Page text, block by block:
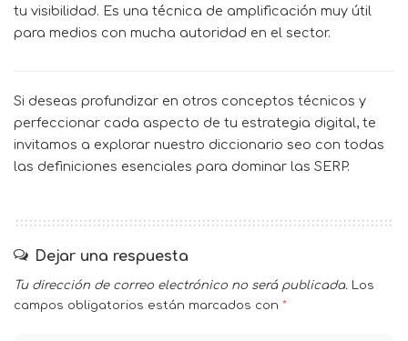
tu visibilidad. Es una técnica de amplificación muy útil
para medios con mucha autoridad en el sector.
Si deseas profundizar en otros conceptos técnicos y
perfeccionar cada aspecto de tu estrategia digital, te
invitamos a explorar nuestro diccionario seo con todas
las definiciones esenciales para dominar las SERP.
Dejar una respuesta
Tu dirección de correo electrónico no será publicada. Los
campos obligatorios están marcados con *